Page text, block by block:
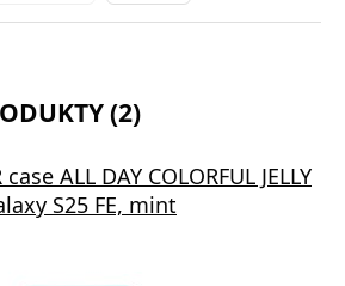
(2)
ALL DAY COLORFUL JELLY
S25 FE, mint